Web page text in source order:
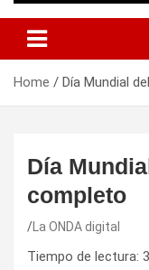
Home Día Mundial
Día
completo
La ONDA digital
Tiempo de lectura: 3